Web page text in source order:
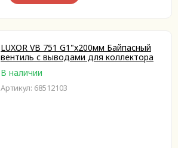
LUXOR VB 751 G1"x200мм Байпасный
вентиль с выводами для коллектора
В наличии
Артикул: 68512103